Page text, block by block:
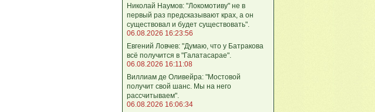
Николай Наумов: "Локомотиву" не в
первый раз предсказывают крах, а он
существовал и будет существовать".
06.08.2026 16:23:56
Евгений Ловчев: "Думаю, что у Батракова
всё получится в "Галатасарае".
06.08.2026 16:11:08
Виллиам де Оливейра: "Мостовой
получит свой шанс. Мы на него
рассчитываем".
06.08.2026 16:06:34